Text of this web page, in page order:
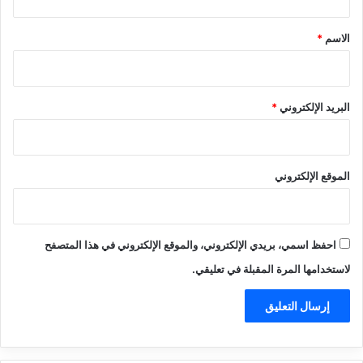
*
الاسم *
البريد الإلكتروني*
الموقع الإلكتروني
احفظ اسمي، بريدي الإلكتروني، والموقع الإلكتروني في هذا المتصفح
لاستخدامها المرة المقبلة في تعليقي.